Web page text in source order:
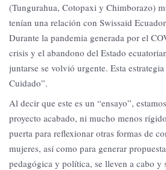
(Tungurahua, Cotopaxi y Chimborazo)
tenían una relación con Swissaid
Durante la pandemia generada por el
crisis y el abandono del Estado
juntarse se volvió urgente. Esta
Cuidado”.
Al decir que este es un “ensayo”,
proyecto acabado, ni mucho menos
puerta para reflexionar otras formas de
mujeres, así como para generar
pedagógica y política, se lleven a cabo y